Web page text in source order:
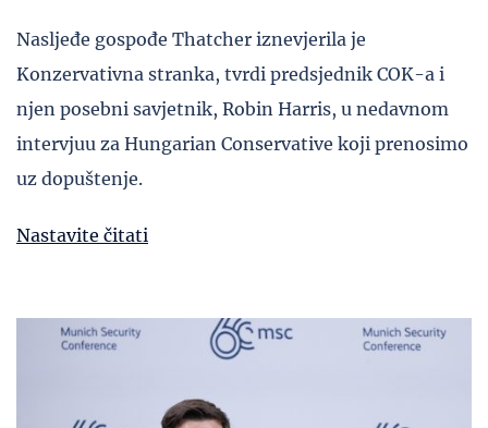
Nasljeđe gospođe Thatcher iznevjerila je
Konzervativna stranka, tvrdi predsjednik COK-a i
njen posebni savjetnik, Robin Harris, u nedavnom
intervjuu za Hungarian Conservative koji prenosimo
uz dopuštenje.
Nastavite čitati